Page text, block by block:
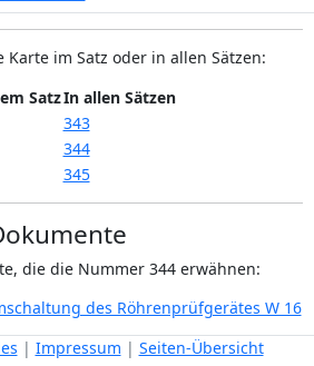
im Satz oder in allen Sätzen:
SatzIn allen Sätzen
343
344
345
die die Nummer 344 erwähnen:
des Röhrenprüfgerätes W 16
| Impressum | Seiten-Übersicht